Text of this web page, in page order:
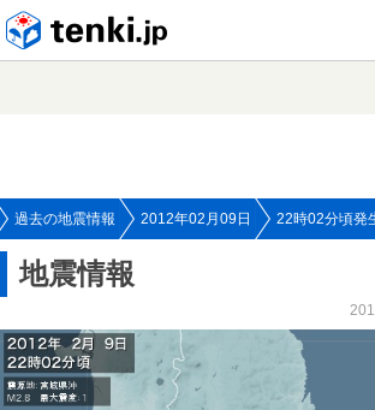
過去の地震情報 2012年02月09日 22時02分頃発
地震情報